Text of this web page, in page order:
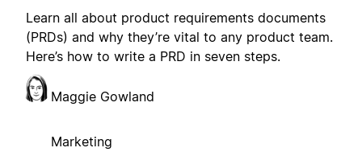
Learn all about product requirements documents
(PRDs) and why they’re vital to any product team.
Here’s how to write a PRD in seven steps.
Maggie Gowland
Marketing